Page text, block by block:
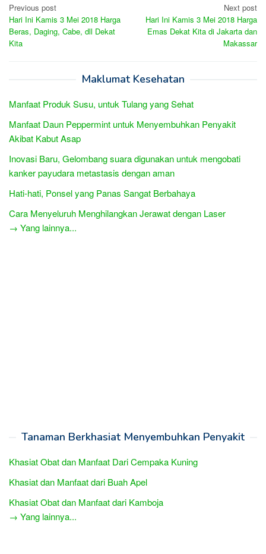
Post
navigation
Previous post
Hari Ini Kamis 3 Mei 2018 Harga
Beras, Daging, Cabe, dll Dekat
Kita
Next post
Hari Ini Kamis 3 Mei 2018 Harga
Emas Dekat Kita di Jakarta dan
Makassar
Maklumat Kesehatan
Manfaat Produk Susu, untuk Tulang yang Sehat
Manfaat Daun Peppermint untuk Menyembuhkan Penyakit
Akibat Kabut Asap
Inovasi Baru, Gelombang suara digunakan untuk mengobati
kanker payudara metastasis dengan aman
Hati-hati, Ponsel yang Panas Sangat Berbahaya
Cara Menyeluruh Menghilangkan Jerawat dengan Laser
→ Yang lainnya...
Tanaman Berkhasiat Menyembuhkan Penyakit
Khasiat Obat dan Manfaat Dari Cempaka Kuning
Khasiat dan Manfaat dari Buah Apel
Khasiat Obat dan Manfaat dari Kamboja
→ Yang lainnya...